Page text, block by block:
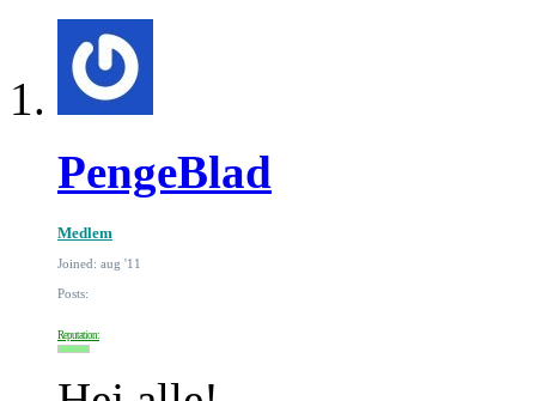
PengeBlad
Medlem
Joined: aug '11
Posts:
Reputation: